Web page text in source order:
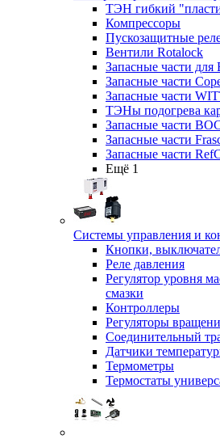
ТЭН гибкий
Компрессоры
Пускозащитные
Вентили Rotalock
Запасные части для
Запасные части
Запасные части
ТЭНы подогрева
Запасные части
Запасные части
Запасные части
Ещё 1
Системы управления и
Кнопки,
Реле давления
Регулятор уровня
смазки
Контроллеры
Регуляторы
Соединительный
Датчики
Термометры
Термостаты